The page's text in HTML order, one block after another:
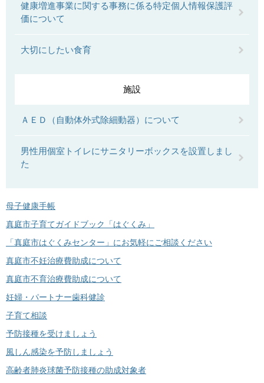
健康増進事業に関する事務に係る特定個人情報保護評
価について
大切にしたい食育
施設
ＡＥＤ（自動体外式除細動器）について
男性用個室トイレにサニタリーボックスを設置しまし
た
母子健康手帳
真庭市子育てガイドブック「はぐくみ」
「真庭市はぐくみセンター」にお気軽にご相談ください
真庭市不妊治療費助成について
真庭市不育治療費助成について
妊婦・パートナー歯科健診
子育て相談
予防接種を受けましょう
風しん感染を予防しましょう
高齢者肺炎球菌予防接種の助成対象者